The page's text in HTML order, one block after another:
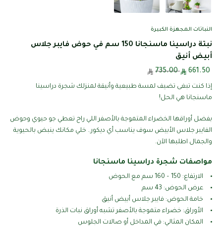
النباتات المجهزة الكبيرة
نبتة دراسينا ماسنجانا 150 سم في حوض فايبر جلاس
أبيض أنيق
735.00
إذا كنت تبغى تضيف لمسة طبيعية وأنيقة لمنزلك شجرة دراسينا
ماسنجانا هي الحل!
بفضل أوراقها الخضراء المتموجة بالأصفر اللي راح تعطي جو حيوي وحوض
الفايبر جلاس الأبيض سوف يناسب أي ديكور.. خلي مكانك ينبض بالحيوية
والجمال اطلبها الآن.
مواصفات شجرة دراسينا ماسنجانا
الارتفاع: 150 – 160 سم مع الحوض
عرض الحوض: 43 سم
خامة الحوض: فايبر جلاس أبيض أنيق
الأوراق: خضراء متموجة بالأصفر تشبه أوراق نبات الذرة
المكان المثالي: في المداخل أو صالات الجلوس